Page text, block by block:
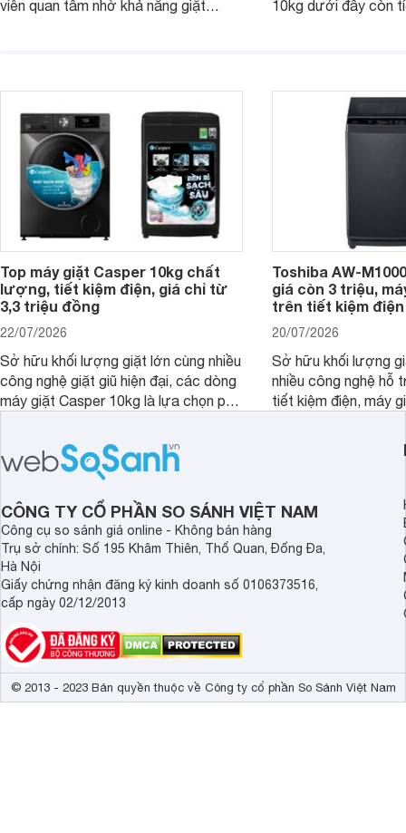
viên quan tâm nhờ khả năng giặt
10kg dưới đây còn
Top máy giặt Casper 10kg chất
lượng, tiết kiệm điện, giá chỉ từ
3,3 triệu đồng
22/07/2026
Sở hữu khối lượng giặt lớn cùng nhiều
công nghệ giặt giũ hiện đại, các dòng
máy giặt Casper 10kg là lựa chọn phù
Toshiba AW-
giá còn 3 triệu,
trên tiết kiệm
20/07/2026
Sở hữu khối lượng
nhiều công nghệ hỗ
tiết kiệm điện, máy
nhắc cho các gia
bán hiện đã giảm
CÔNG TY CỔ PHẦN SO SÁNH VIỆT NAM
Công cụ so sánh giá online - Không bán hàng
Trụ sở chính: Số 195 Khâm Thiên, Thổ Quan, Đống Đa,
Hà Nội
Giấy chứng nhận đăng ký kinh doanh số 0106373516,
cấp ngày 02/12/2013
© 2013 - 2023 Bản quyền thuộc về Công ty cổ phần So Sánh Việt Nam